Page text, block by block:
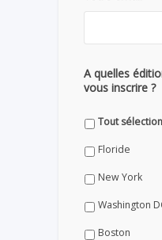
A quelles
vous inscrire ?
Tout
Floride
New York
Washington
Boston